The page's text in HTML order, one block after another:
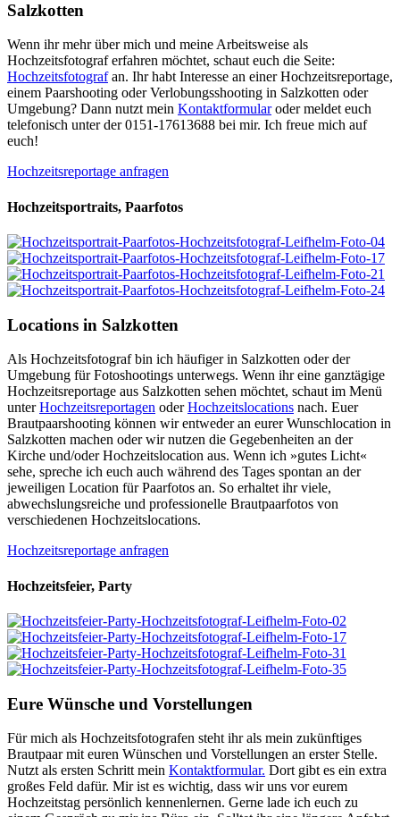
Salzkotten
Wenn ihr mehr über mich und meine Arbeitsweise als
Hochzeitsfotograf erfahren möchtet, schaut euch die Seite:
Hochzeitsfotografan. Ihr habt Interesse an einer Hochzeitsreportage,
einem Paarshooting oder Verlobungsshooting in Salzkotten oder
Umgebung? Dann nutzt mein Kontaktformularoder meldet euch
telefonisch unter der 0151-17613688 bei mir. Ich freue mich auf
euch!
Hochzeitsreportage anfragen
Hochzeitsportraits, Paarfotos
Locations in Salzkotten
Als Hochzeitsfotograf bin ich häufiger in Salzkotten oder der
Umgebung für Fotoshootings unterwegs. Wenn ihr eine ganztägige
Hochzeitsreportage aus Salzkotten sehen möchtet, schaut im Menü
unterHochzeitsreportagen oderHochzeitslocations nach. Euer
Brautpaarshooting können wir entweder an eurer Wunschlocation in
Salzkotten machen oder wir nutzen die Gegebenheiten an der
Kirche und/oder Hochzeitslocation aus. Wenn ich »gutes Licht«
sehe, spreche ich euch auch während des Tages spontan an der
jeweiligen Location für Paarfotos an. So erhaltet ihr viele,
abwechslungsreiche und professionelle Brautpaarfotos von
verschiedenen Hochzeitslocations.
Hochzeitsreportage anfragen
Hochzeitsfeier, Party
Eure Wünsche und Vorstellungen
Für mich als Hochzeitsfotografen steht ihr als mein zukünftiges
Brautpaar mit euren Wünschen und Vorstellungen an erster Stelle.
Nutzt als ersten Schritt mein Kontaktformular. Dort gibt es ein extra
großes Feld dafür. Mir ist es wichtig, dass wir uns vor eurem
Hochzeitstag persönlich kennenlernen. Gerne lade ich euch zu